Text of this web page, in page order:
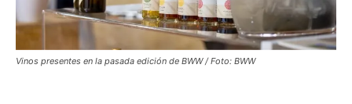
Vinos presentes en la pasada edición de BWW / Foto: BWW